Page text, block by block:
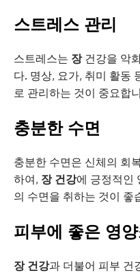
스트레스 관리
스트레스는 장건강을 악
다. 명상, 요가, 취미 활동
로 관리하는 것이 중요합
충분한 수면
충분한 수면은 신체의 회
하여, 장 건강에 긍정적인
의 수면을 취하는 것이 좋
피부에 좋은 영
장 건강과 더불어 피부 건